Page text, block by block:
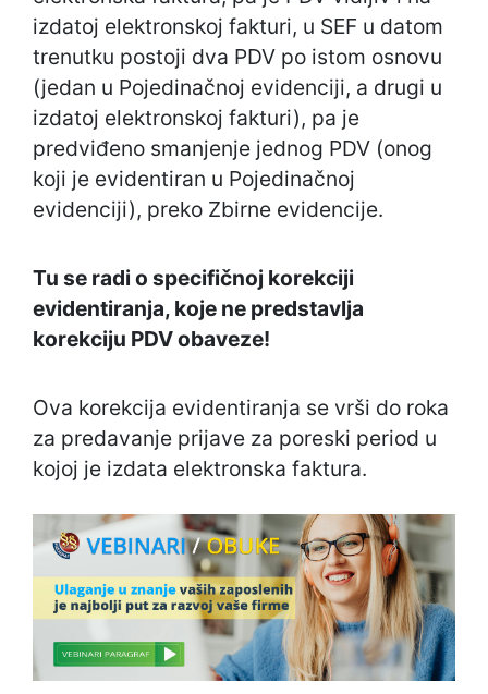
izdatoj elektronskoj fakturi, u SEF u datom
trenutku postoji dva PDV po istom osnovu
(jedan u Pojedinačnoj evidenciji, a drugi u
izdatoj elektronskoj fakturi), pa je
predviđeno smanjenje jednog PDV (onog
koji je evidentiran u Pojedinačnoj
evidenciji), preko Zbirne evidencije.
Tu se radi o specifičnoj korekciji
evidentiranja, koje ne predstavlja
korekciju PDV obaveze!
Ova korekcija evidentiranja se vrši do roka
za predavanje prijave za poreski period u
kojoj je izdata elektronska faktura.